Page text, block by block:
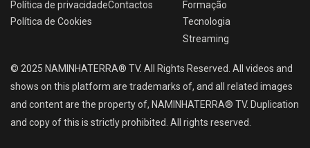
Política de privacidade
Política de Cookies
Contactos
Formação
Tecnologia
Streaming
© 2025 NAMINHATERRA® TV. All Rights Reserved. All videos and
shows on this platform are trademarks of, and all related images
and content are the property of, NAMINHATERRA® TV. Duplication
and copy of this is strictly prohibited. All rights reserved.